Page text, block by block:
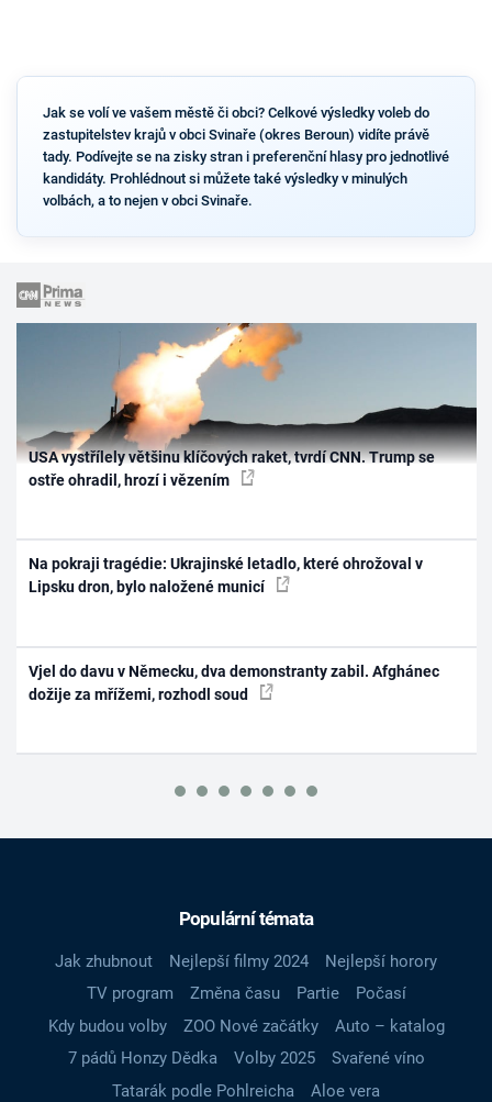
Jak se volí ve vašem městě či obci? Celkové výsledky voleb do
zastupitelstev krajů v obci Svinaře (okres Beroun) vidíte právě
tady. Podívejte se na zisky stran i preferenční hlasy pro jednotlivé
kandidáty. Prohlédnout si můžete také výsledky v minulých
volbách, a to nejen v obci Svinaře.
USA vystřílely většinu klíčových raket, tvrdí CNN. Trump se
ostře ohradil, hrozí i vězením
Na pokraji tragédie: Ukrajinské letadlo, které ohrožoval v
Lipsku dron, bylo naložené municí
Vjel do davu v Německu, dva demonstranty zabil. Afghánec
dožije za mřížemi, rozhodl soud
Populární témata
Jak zhubnout Nejlepší filmy 2024
Nejlepší horory
TV program
Změna času Partie
Počasí
Kdy budou volby
ZOO Nové začátky
Auto – katalog
7 pádů Honzy Dědka
Volby 2025
Svařené víno
Tatarák podle Pohlreicha
Aloe vera